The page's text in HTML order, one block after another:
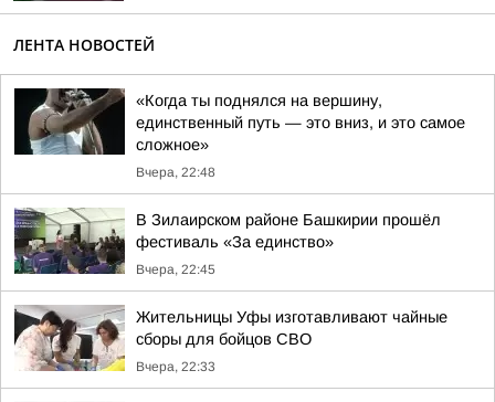
ЛЕНТА НОВОСТЕЙ
«Когда ты поднялся на вершину,
единственный путь — это вниз, и это самое
сложное»
Вчера, 22:48
В Зилаирском районе Башкирии прошёл
фестиваль «За единство»
Вчера, 22:45
Жительницы Уфы изготавливают чайные
сборы для бойцов СВО
Вчера, 22:33